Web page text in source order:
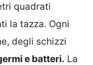
quadrati
la tazza. Ogni
degli schizzi
e batteri. La